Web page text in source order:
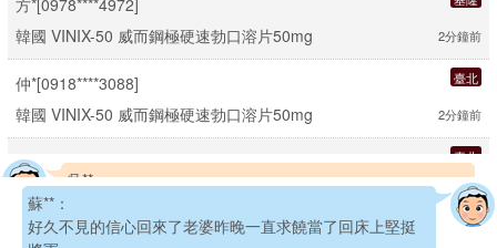
新竹
柳*[0998****6919]
韓國 VINIX-50 威而鋼極硬速勃口溶片50mg
高雄
楊*[0988****4597]
韓國 VINIX-50 威而鋼極硬速勃口溶片50mg
基隆
王*[0951****5935]
4分鐘前
韓國 VINIX-50 威而鋼極硬速勃口溶片50mg
2分鐘前
韓國 VINIX-50 威而鋼極硬速勃口溶片50mg
仲*[0918****3088]
2分鐘前
韓國 VINIX-50 威而鋼極硬速勃口溶片50mg
柳*[0918****5721]
3分鐘前
韓國 VINIX-50 威而鋼極硬速勃口溶片50mg
新竹
柳*[0933****1050]
吳**：
印度阿三的不錯啊,跟我處方拿的效果完全相同效果也很棒
和女友操了好幾次她滿臉潮紅。